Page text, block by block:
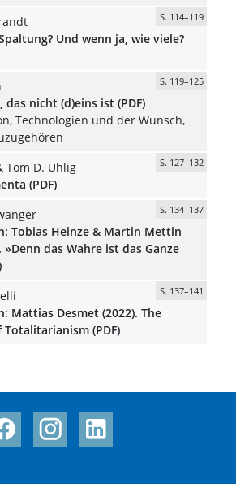
S. 114–119
Und wenn ja, wie viele?
S. 119–125
das nicht (d)eins ist (PDF)
Technologien und der Wunsch,
Tom D. Uhlig
S. 127–132
(PDF)
S. 134–137
Tobias Heinze & Martin Mettin
»Denn das Wahre ist das Ganze
S. 137–141
Mattias Desmet (2022). The
(PDF)